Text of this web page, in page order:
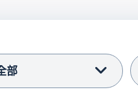
部